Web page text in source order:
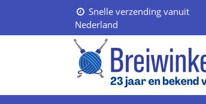
Snelle verzending vanuit
Nederland